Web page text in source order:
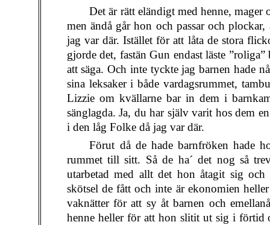
Det är rätt eländigt med henne,
men ändå går hon och passar och
jag var där. Istället för att låta de stora
gjorde det, fastän Gun endast läste
att säga. Och inte tyckte jag barnen hade
sina leksaker i både vardagsrummet,
Lizzie om kvällarne bar in dem i
sänglagda. Ja, du har själv varit hos dem
i den låg Folke då jag var där.
Förut då de hade barnfröken hade
rummet till sitt. Så de ha´ det nog så
utarbetad med allt det hon åtagit sig
skötsel de fått och inte är ekonomien
vaknätter för att sy åt barnen och
henne heller för att hon slitit ut sig i förtid